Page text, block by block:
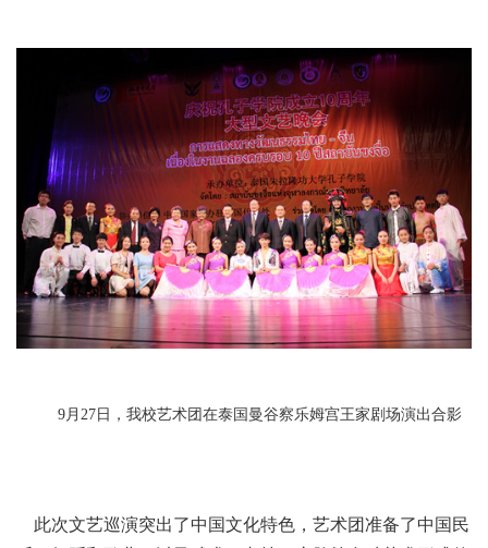
9月27日，我校艺术团在泰国曼谷察乐姆宫王家剧场演出合影
此次文艺巡演突出了中国文化特色，艺术团准备了中国民